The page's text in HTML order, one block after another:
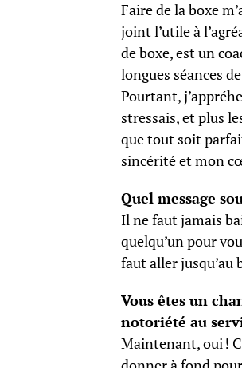
Faire de la boxe
joint l’utile à
de boxe, est un
longues séances
Pourtant,
stressais, et plus
que tout soit
sincérité et mon
Quel message
Il ne faut jamais
quelqu’un pour
faut aller jusqu’au
Vous êtes un
notoriété au
Maintenant, oui !